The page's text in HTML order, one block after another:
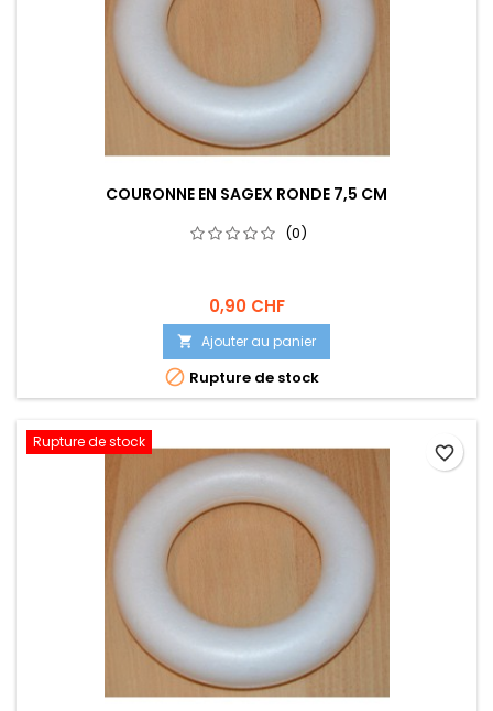
COURONNE EN SAGEX RONDE 7,5 CM
(0)
0,90 CHF
 Ajouter au panier
 Rupture de stock
Rupture de stock
favorite_border